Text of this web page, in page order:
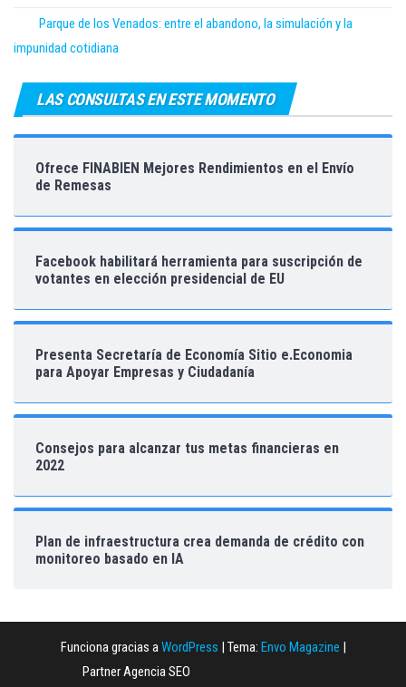
Parque de los Venados: entre el abandono, la simulación y la
impunidad cotidiana
LAS CONSULTAS EN ESTE MOMENTO
Ofrece FINABIEN Mejores Rendimientos en el Envío
de Remesas
Facebook habilitará herramienta para suscripción de
votantes en elección presidencial de EU
Presenta Secretaría de Economía Sitio e.Economia
para Apoyar Empresas y Ciudadanía
Consejos para alcanzar tus metas financieras en
2022
Plan de infraestructura crea demanda de crédito con
monitoreo basado en IA
Funciona gracias aWordPress | Tema: Envo Magazine |
Partner Agencia SEO